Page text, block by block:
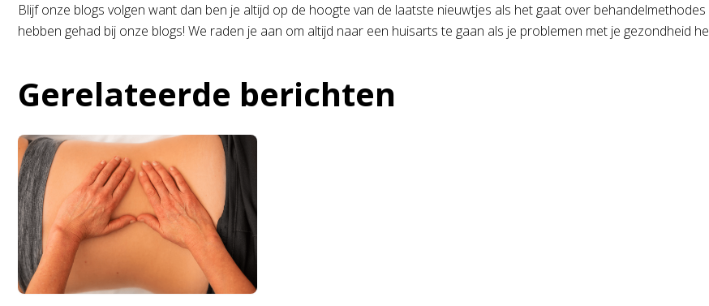
Blijf onze blogs volgen want dan ben je altijd op de hoogte van de laatste nieuwtjes als het gaat over
hebben gehad bij onze blogs! We raden je aan om altijd naar een huisarts te gaan als je problemen met je gezondheid
Gerelateerde berichten